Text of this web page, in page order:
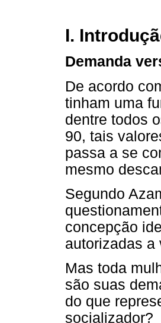
I.
Demanda
De acordo
tinham uma
dentre todos
90, tais
passa a se
mesmo
Segundo
concepção
autorizadas a
Mas toda
são suas
do que
socializador?